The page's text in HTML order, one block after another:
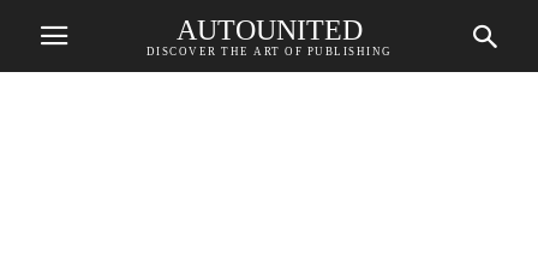
AUTOUNITED
DISCOVER THE ART OF PUBLISHING